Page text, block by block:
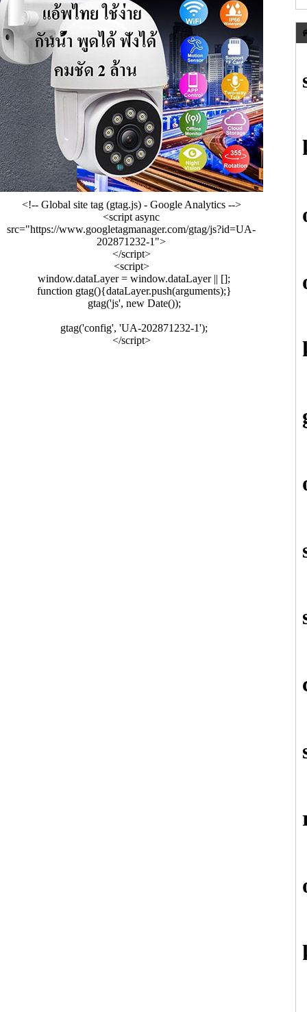
<!-- Global site tag (gtag.js) - Google Analytics -->
<script async
src="https://www.googletagmanager.com/gtag/js?id=UA-
202871232-1">
</script>
<script>
window.dataLayer = window.dataLayer || [];
function gtag(){dataLayer.push(arguments);}
gtag('js', new Date());
gtag('config', 'UA-202871232-1');
</script>